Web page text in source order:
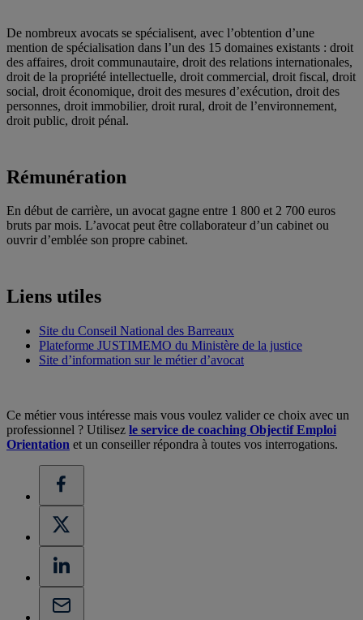
De nombreux avocats se spécialisent, avec l’obtention d’une
mention de spécialisation dans l’un des 15 domaines existants : droit
des affaires, droit communautaire, droit des relations internationales,
droit de la propriété intellectuelle, droit commercial, droit fiscal, droit
social, droit économique, droit des mesures d’exécution, droit des
personnes, droit immobilier, droit rural, droit de l’environnement,
droit public, droit pénal.
Rémunération
En début de carrière, un avocat gagne entre 1 800 et 2 700 euros
bruts par mois. L’avocat peut être collaborateur d’un cabinet ou
ouvrir d’emblée son propre cabinet.
Liens utiles
Site du Conseil National des Barreaux
Plateforme JUSTIMEMO du Ministère de la justice
Site d’information sur le métier d’avocat
Ce métier vous intéresse mais vous voulez valider ce choix avec un
professionnel ? Utilisez le service de coaching Objectif Emploi
Orientation et un conseiller répondra à toutes vos interrogations.